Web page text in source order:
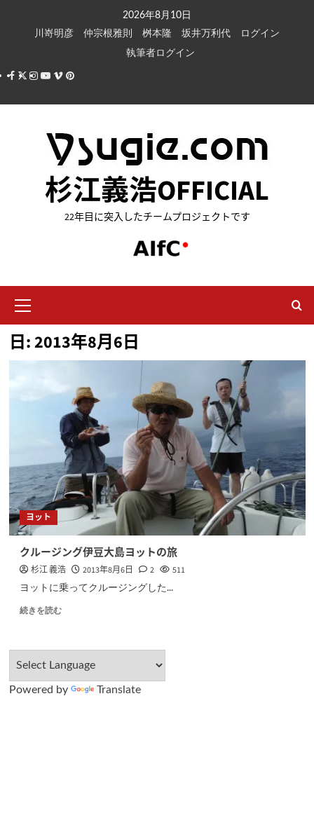
キ
2026年8月10日
川嵜明彦
仲宗根雅則 桝本隆 坂井万利代
ログイン
執筆者ログイン
Facebook
X Instagram
Youtube
VimeoPinterest
杉江義浩OFFICIAL
22年目に突入したチームプロジェクトです
イ
ン
メ
日:2013年8月6日
ヨット
クルージング伊豆大島ヨットの旅
杉江 義浩 2013年8月6日 2 511
ヨットに乗ってクルージングした...
続きを読む
Powered by Translate